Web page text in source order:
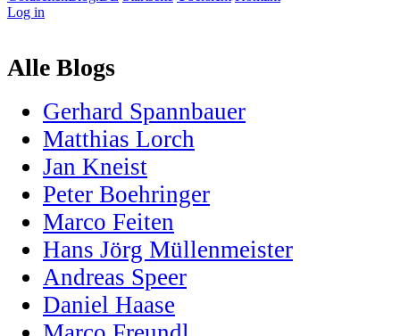
Log in
Alle Blogs
Gerhard Spannbauer
Matthias Lorch
Jan Kneist
Peter Boehringer
Marco Feiten
Hans Jörg Müllenmeister
Andreas Speer
Daniel Haase